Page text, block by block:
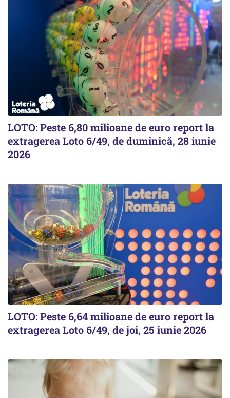
LOTO: Peste 6,80 milioane de euro report la
extragerea Loto 6/49, de duminică, 28 iunie
2026
LOTO: Peste 6,64 milioane de euro report la
extragerea Loto 6/49, de joi, 25 iunie 2026